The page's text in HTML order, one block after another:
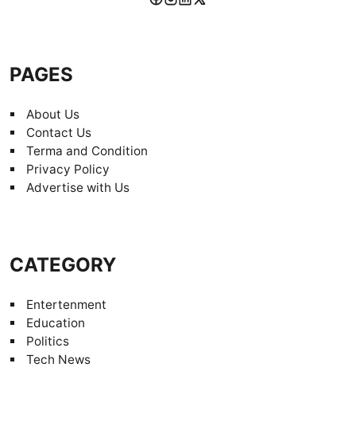
PAGES
About Us
Contact Us
Terma and Condition
Privacy Policy
Advertise with Us
CATEGORY
Entertenment
Education
Politics
Tech News